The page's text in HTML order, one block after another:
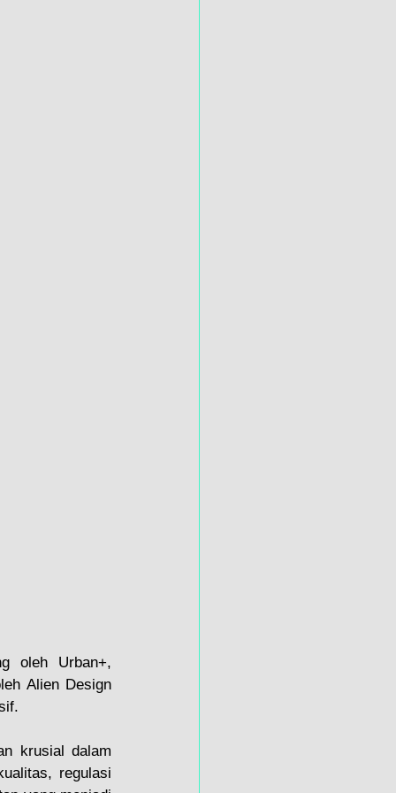
oleh Urban+,
Alien Design
krusial dalam
regulasi